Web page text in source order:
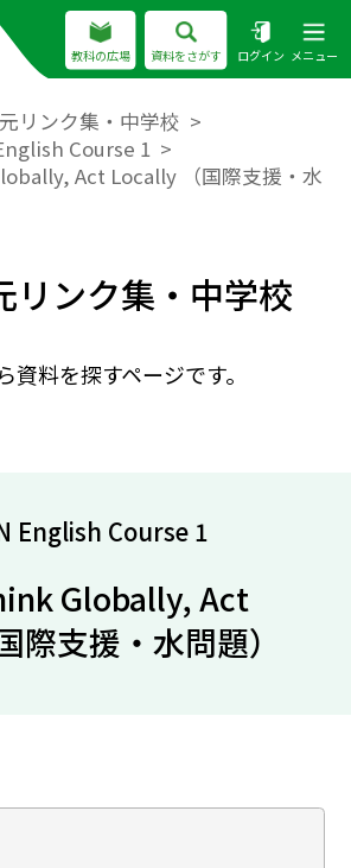
教科の広場 資料をさがす ログイン メニュー
リンク集・中学校
Course 1
Act Locally （国際支援・水
リンク集・中学校
資料を探すページです。
English Course 1
Globally, Act
際支援・水問題）